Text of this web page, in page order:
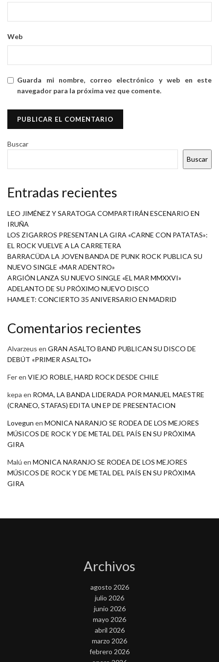
Web
Guarda mi nombre, correo electrónico y web en este
navegador para la próxima vez que comente.
Buscar
Buscar
Entradas recientes
LEO JIMÉNEZ Y SARATOGA COMPARTIRÁN ESCENARIO EN
IRUÑA
LOS ZIGARROS PRESENTAN LA GIRA «CARNE CON PATATAS»:
EL ROCK VUELVE A LA CARRETERA
BARRACÜDA LA JOVEN BANDA DE PUNK ROCK PUBLICA SU
NUEVO SINGLE «MAR ADENTRO»
ARGIÓN LANZA SU NUEVO SINGLE «EL MAR MMXXVI»
ADELANTO DE SU PRÓXIMO NUEVO DISCO
HAMLET: CONCIERTO 35 ANIVERSARIO EN MADRID
Comentarios recientes
Alvarzeus en GRAN ASALTO BAND PUBLICAN SU DISCO DE
DEBÚT «PRIMER ASALTO»
Feren VIEJO ROBLE, HARD ROCK DESDE CHILE
kepa en ROMA, LA BANDA LIDERADA POR MANUEL MAESTRE
(CRANEO, STAFAS) EDITA UN EP DE PRESENTACION
Lovegun en MONICA NARANJO SE RODEA DE LOS MEJORES
MÚSICOS DE ROCK Y DE METAL DEL PAÍS EN SU PRÓXIMA
GIRA
Malú en MONICA NARANJO SE RODEA DE LOS MEJORES
MÚSICOS DE ROCK Y DE METAL DEL PAÍS EN SU PRÓXIMA
GIRA
Archivos
agosto 2026
julio 2026
junio 2026
mayo 2026
abril 2026
marzo 2026
febrero 2026